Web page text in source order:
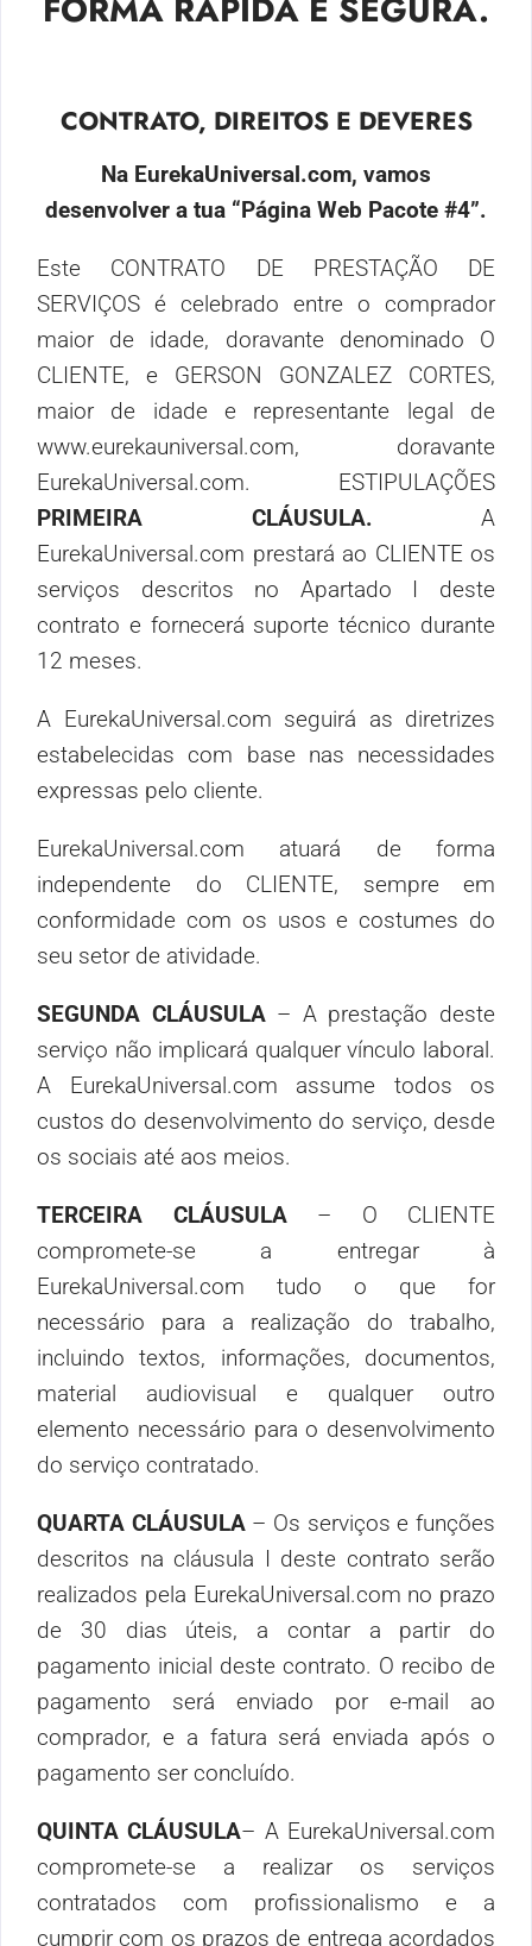
FORMA RÁPIDA E SEGURA.
CONTRATO, DIREITOS E DEVERES
Na EurekaUniversal.com, vamos
desenvolver a tua “Página Web Pacote #4”.
Este CONTRATO DE PRESTAÇÃO DE
SERVIÇOS é celebrado entre o comprador
maior de idade, doravante denominado O
CLIENTE, e GERSON GONZALEZ CORTES,
maior de idade e representante legal de
www.eurekauniversal.com, doravante
EurekaUniversal.com. ESTIPULAÇÕES
PRIMEIRA CLÁUSULA.
A
EurekaUniversal.com prestará ao CLIENTE os
serviços descritos no Apartado I deste
contrato e fornecerá suporte técnico durante
12 meses.
A EurekaUniversal.com seguirá as diretrizes
estabelecidas com base nas necessidades
expressas pelo cliente.
EurekaUniversal.com atuará de forma
independente do CLIENTE, sempre em
conformidade com os usos e costumes do
seu setor de atividade.
SEGUNDA CLÁUSULA– A prestação deste
serviço não implicará qualquer vínculo laboral.
A EurekaUniversal.com assume todos os
custos do desenvolvimento do serviço, desde
os sociais até aos meios.
TERCEIRA CLÁUSULA– O CLIENTE
compromete-se a entregar à
EurekaUniversal.com tudo o que for
necessário para a realização do trabalho,
incluindo textos, informações, documentos,
material audiovisual e qualquer outro
elemento necessário para o desenvolvimento
do serviço contratado.
QUARTA CLÁUSULA – Os serviços e funções
descritos na cláusula I deste contrato serão
realizados pela EurekaUniversal.com no prazo
de 30 dias úteis, a contar a partir do
pagamento inicial deste contrato. O recibo de
pagamento será enviado por e-mail ao
comprador, e a fatura será enviada após o
pagamento ser concluído.
QUINTA CLÁUSULA– A EurekaUniversal.com
compromete-se a realizar os serviços
contratados com profissionalismo e a
cumprir com os prazos de entrega acordados